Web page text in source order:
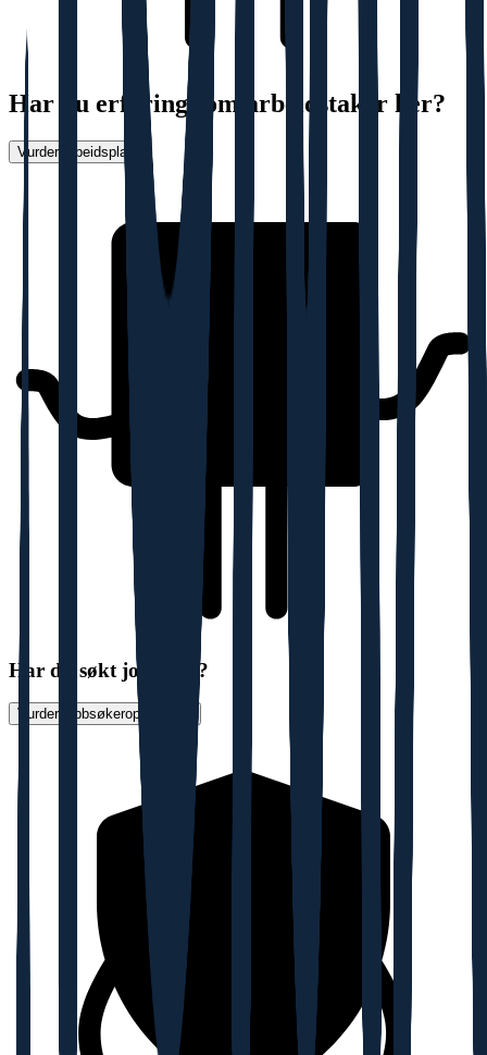
Har du erfaring som arbeidstaker her?
Vurder arbeidsplass
Har du søkt jobb her?
Vurder jobbsøkeropplevelse